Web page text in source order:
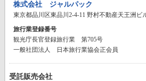
株式会社 ジャルパック
東京都品川区東品川2-4-11 野村不動産天王洲ビ
旅行業登録番号
観光庁長官登録旅行業 第705号
一般社団法人 日本旅行業協会正会員
受託販売会社